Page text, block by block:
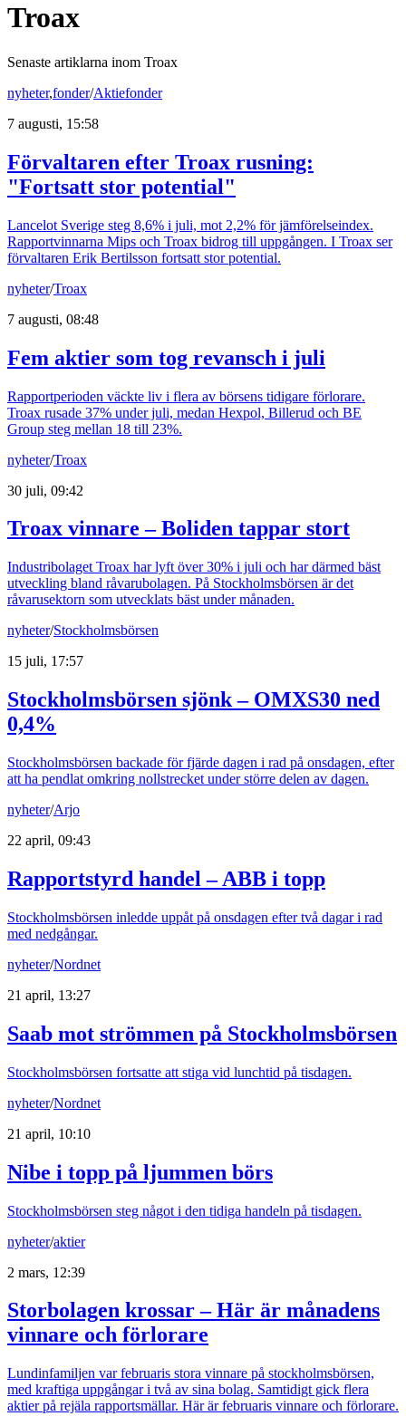
Troax
Senaste artiklarna inom Troax
nyheter,fonder/Aktiefonder
7 augusti, 15:58
Förvaltaren efter Troax rusning:
"Fortsatt stor potential"
Lancelot Sverige steg 8,6% i juli, mot 2,2% för jämförelseindex.
Rapportvinnarna Mips och Troax bidrog till uppgången. I Troax ser
förvaltaren Erik Bertilsson fortsatt stor potential.
nyheter/Troax
7 augusti, 08:48
Fem aktier som tog revansch i juli
Rapportperioden väckte liv i flera av börsens tidigare förlorare.
Troax rusade 37% under juli, medan Hexpol, Billerud och BE
Group steg mellan 18 till 23%.
nyheter/Troax
30 juli, 09:42
Troax vinnare – Boliden tappar stort
Industribolaget Troax har lyft över 30% i juli och har därmed bäst
utveckling bland råvarubolagen. På Stockholmsbörsen är det
råvarusektorn som utvecklats bäst under månaden.
nyheter/Stockholmsbörsen
15 juli, 17:57
Stockholmsbörsen sjönk – OMXS30 ned
0,4%
Stockholmsbörsen backade för fjärde dagen i rad på onsdagen, efter
att ha pendlat omkring nollstrecket under större delen av dagen.
nyheter/Arjo
22 april, 09:43
Rapportstyrd handel – ABB i topp
Stockholmsbörsen inledde uppåt på onsdagen efter två dagar i rad
med nedgångar.
nyheter/Nordnet
21 april, 13:27
Saab mot strömmen på Stockholmsbörsen
Stockholmsbörsen fortsatte att stiga vid lunchtid på tisdagen.
nyheter/Nordnet
21 april, 10:10
Nibe i topp på ljummen börs
Stockholmsbörsen steg något i den tidiga handeln på tisdagen.
nyheter/aktier
2 mars, 12:39
Storbolagen krossar – Här är månadens
vinnare och förlorare
Lundinfamiljen var februaris stora vinnare på stockholmsbörsen,
med kraftiga uppgångar i två av sina bolag. Samtidigt gick flera
aktier på rejäla rapportsmällar. Här är februaris vinnare och förlorare.